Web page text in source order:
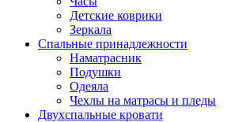
Детские коврики
Зеркала
Спальные принадлежности
Наматрасник
Подушки
Одеяла
Чехлы на матрасы и пледы
Двухспальные кровати